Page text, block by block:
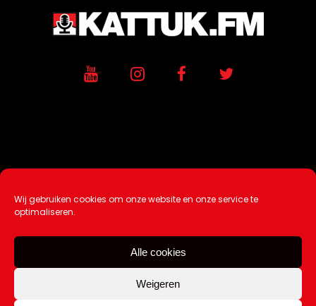
Wij gebruiken cookies om onze website en onze service te
optimaliseren.
Alle cookies
Weigeren
Ontwikkeling / Hosting doorAtSea
Over Ons |Tip de redactie
Contact